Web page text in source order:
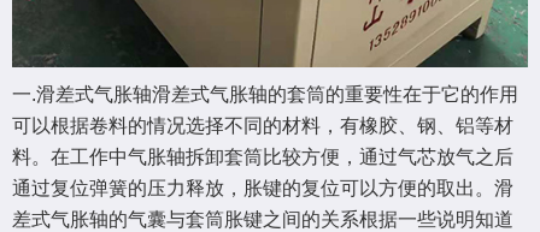
一.滑差式气胀轴滑差式气胀轴的套筒的重要性在于它的作用
可以根据卷料的情况选择不同的材料，有橡胶、钢、铝等材
料。在工作中气胀轴拆卸套筒比较方便，通过气芯放气之后
通过复位弹簧的压力释放，胀键的复位可以方便的取出。滑
差式气胀轴的气囊与套筒胀键之间的关系根据一些说明知道